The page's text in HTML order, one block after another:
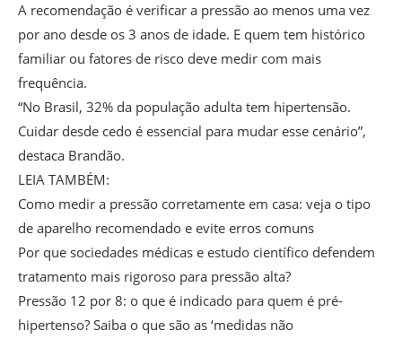
A recomendação é verificar a pressão ao menos uma vez
por ano desde os 3 anos de idade. E quem tem histórico
familiar ou fatores de risco deve medir com mais
frequência.
“No Brasil, 32% da população adulta tem hipertensão.
Cuidar desde cedo é essencial para mudar esse cenário”,
destaca Brandão.
LEIA TAMBÉM:
Como medir a pressão corretamente em casa: veja o tipo
de aparelho recomendado e evite erros comuns
Por que sociedades médicas e estudo científico defendem
tratamento mais rigoroso para pressão alta?
Pressão 12 por 8: o que é indicado para quem é pré-
hipertenso? Saiba o que são as ‘medidas não